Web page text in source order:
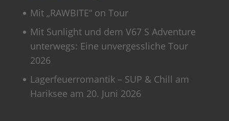
Mit „RAWBITE“ on Tour
Mit Sunlight und dem V67 S Adventure
unterwegs: Eine unvergessliche Tour
2026
Lagerfeuerromantik – SUP & Chill am
Hariksee am 20. Juni 2026